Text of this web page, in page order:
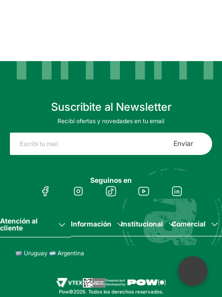
Suscribite al Newsletter
Recibí ofertas y novedades en tu email
Enviar
Seguinos en
Atención al
cliente
Información Institucional Comercial
Uruguay Argentina
Pow©2026. Todos los derechos reservados.